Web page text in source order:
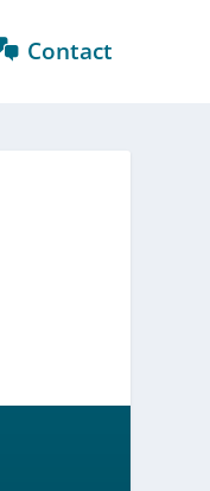
Contact